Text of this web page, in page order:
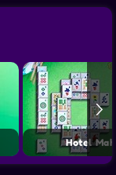
Hotel